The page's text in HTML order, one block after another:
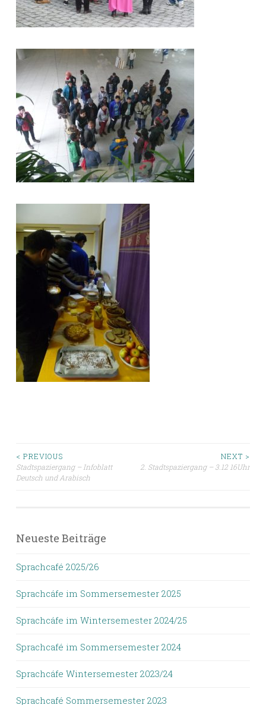
Beitragsnavigation
< PREVIOUS
Stadtspaziergang – Infoblatt
Deutsch und Arabisch
NEXT >
2. Stadtspaziergang – 3.12 16Uhr
Neueste Beiträge
Sprachcafé 2025/26
Sprachcáfe im Sommersemester 2025
Sprachcáfe im Wintersemester 2024/25
Sprachcafé im Sommersemester 2024
Sprachcáfe Wintersemester 2023/24
Sprachcafé Sommersemester 2023